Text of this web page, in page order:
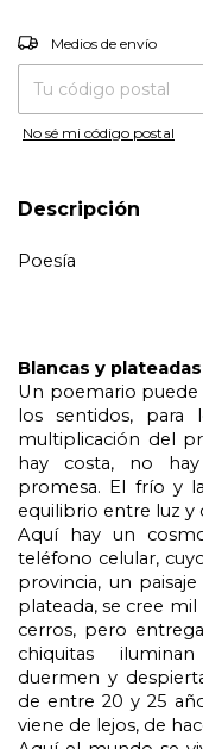
Entregas para el CP:
Medios de envío
No sé mi código postal
Descripción
Poesía
Blancas y plateadas
Un poemario
los sentidos,
multiplicación del
hay costa, no
promesa. El frío y
equilibrio entre luz y
Aquí hay un
teléfono celular,
provincia, un
plateada, se cree
cerros, pero
chiquitas
duermen y
de entre 20 y 25
viene de lejos, de